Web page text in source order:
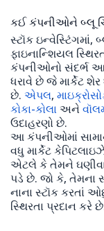
કઈ કંપનીઓને બ્લૂ
સ્ટૉક
ફાઇનાન્શિયલ
કંપનીઓનો સંદર્ભ
ધરાવે છે જે માર્કેટ
છે. એપલ,
કોકા-કોલા અને
ઉદાહરણો છે.
આ કંપનીઓમાં
વધુ માર્કેટ
એટલે કે તેમને
પડે છે. જો કે,
નાના સ્ટૉક કરતાં
સ્થિરતા પ્રદાન કરે